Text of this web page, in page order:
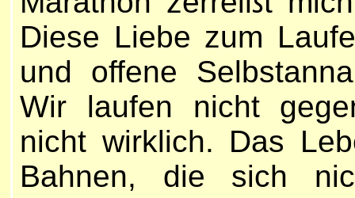
Diese Liebe zum
und offene
Wir laufen nicht
nicht wirklich. Das
Bahnen, die sich